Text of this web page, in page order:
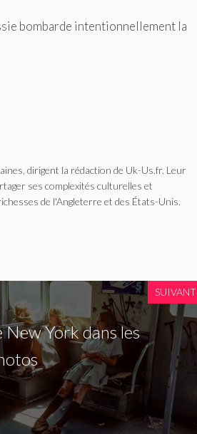
bombarde intentionnellement la
dirigent la rédaction de Uk-Us.fr. Leur
ses complexités culturelles et
de l'Angleterre et des États-Unis.
SUIVANT
York dans les